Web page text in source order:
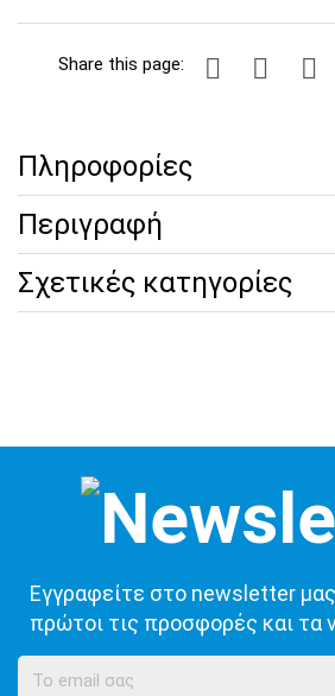
Share this page:
Πληροφορίες
Περιγραφή
Σχετικές κατηγορίες
Εγγραφείτε στο newsletter μας
πρώτοι τις προσφορές και τα